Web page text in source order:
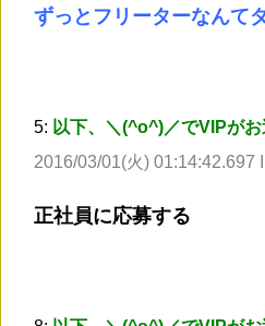
ずっとフリーターなんて
5: 以下、＼(^o^)／でVIPが
2016/03/01(火) 01:14:42.697
正社員に応募する